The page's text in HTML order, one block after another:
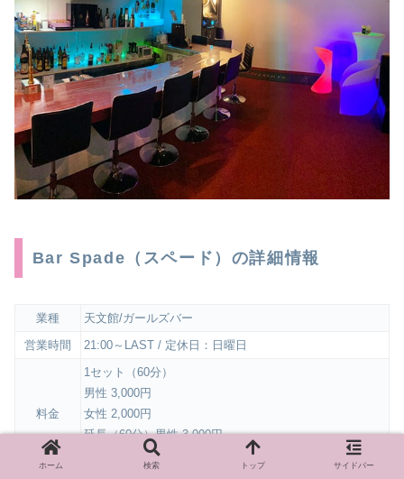
Bar Spade（スペード）の詳細情報
業種
天文館/ガールズバー
営業時間
21:00～LAST / 定休日：日曜日
料金
1セット（60分）
男性 3,000円
女性 2,000円
延長（60分）男性 3,000円
延長（60分）女性 2,000円
ホーム 検索 トップ サイドバー